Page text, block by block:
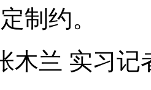
制约。
木兰 实习记